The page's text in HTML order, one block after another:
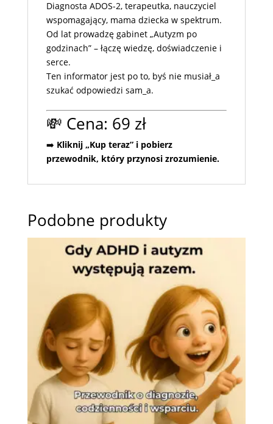
Diagnosta ADOS-2, terapeutka, nauczyciel
wspomagający, mama dziecka w spektrum.
Od lat prowadzę gabinet „Autyzm po
godzinach” – łączę wiedzę, doświadczenie i
serce.
Ten informator jest po to, byś nie musiał_a
szukać odpowiedzi sam_a.
💸 Cena: 69 zł
➡️ Kliknij „Kup teraz” i pobierz
przewodnik, który przynosi zrozumienie.
Podobne produkty